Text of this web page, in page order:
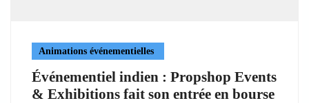
Animations événementielles
Événementiel indien : Propshop Events
& Exhibitions fait son entrée en bourse